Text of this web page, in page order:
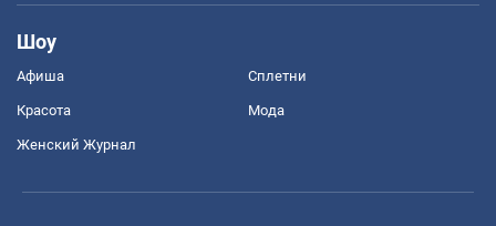
Шоу
Афиша Сплетни
Красота Мода
Женский Журнал